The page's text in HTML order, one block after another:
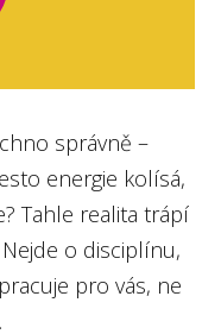
správně –
energie kolísá,
Tahle realita trápí
o disciplínu,
pro vás, ne